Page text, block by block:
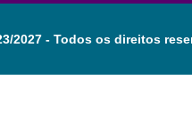
2027 - Todos os direitos